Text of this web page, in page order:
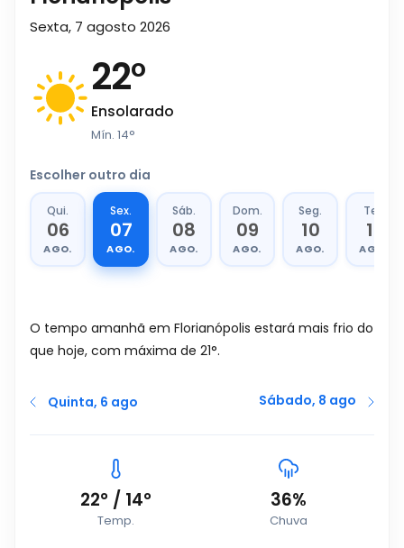
Sexta, 7 agosto 2026
22°
Ensolarado
Mín. 14°
Escolher outro dia
Qui.
06
AGO.
Sex.
07
AGO.
Sáb.
08
AGO.
Dom.
09
AGO.
Seg.
10
AGO.
Ter.
11
AGO.
O tempo amanhã em Florianópolis estará mais frio do
que hoje, com máxima de 21°.
Quinta, 6 ago Sábado, 8 ago
22° / 14°
Temp.
36%
Chuva